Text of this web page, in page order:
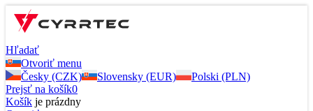
Hľadať
Otvoriť menu
Česky (CZK)
Slovensky (EUR)
Polski (PLN)
Prejsť na košík0
Košík je prázdny